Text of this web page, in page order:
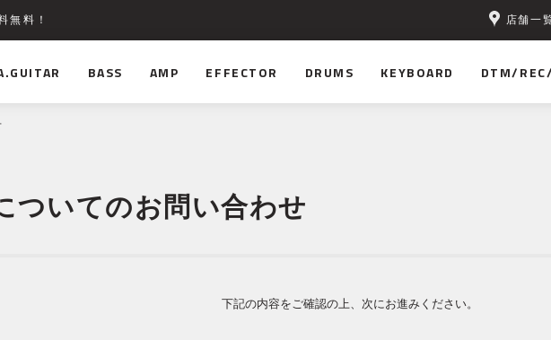
無料！ 店舗一
BASS AMP EFFECTOR DRUMS KEYBOARD DTM/
ついてのお問い合わせ
下記の内容をご確認の上、次にお進みください。